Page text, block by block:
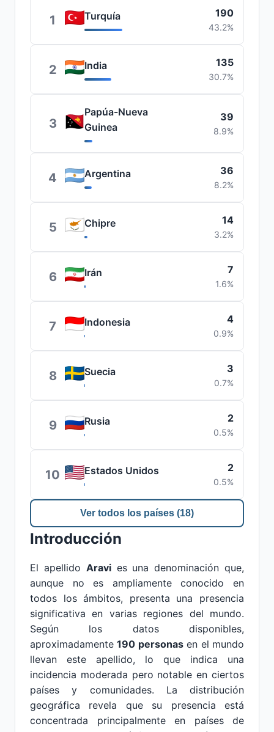
1 Turquía 190
43.2%
2 India 135
30.7%
3
Papúa-Nueva
Guinea
39
8.9%
4 Argentina 36
8.2%
5 Chipre 14
3.2%
6 Irán 7
1.6%
7 Indonesia 4
0.9%
8 Suecia 3
0.7%
9 Rusia 2
0.5%
10 Estados Unidos 2
0.5%
Ver todos los países (18)
Introducción
El apellido Aravies una denominación que,
aunque no es ampliamente conocido en
todos los ámbitos, presenta una presencia
significativa en varias regiones del mundo.
Según los datos disponibles,
aproximadamente190 personasen el mundo
llevan este apellido, lo que indica una
incidencia moderada pero notable en ciertos
países y comunidades. La distribución
geográfica revela que su presencia está
concentrada principalmente en países de